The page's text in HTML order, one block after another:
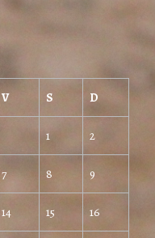
V S D
1 2
7 8 9
14 15 16